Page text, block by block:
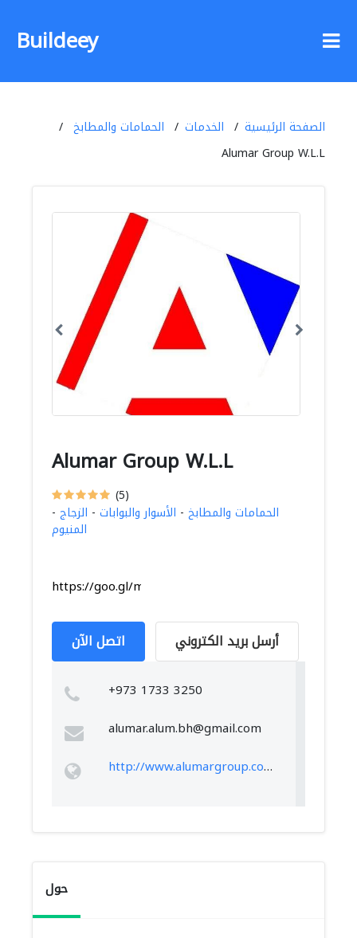
Buildeey
الصفحة الرئيسية الخدمات
الحمامات والمطابخ
Alumar Group W.L.L
Alumar Group W.L.L
(5)
الحمامات والمطابخ - الأسوار والبوابات - الزجاج -
المنيوم
https://goo.gl/maps/hHW9n4CJ36HhivyF8
اتصل الآن أرسل بريد الكتروني
+973 1733 3250
alumar.alum.bh@gmail.com
http://www.alumargroup.com/index.php
حول